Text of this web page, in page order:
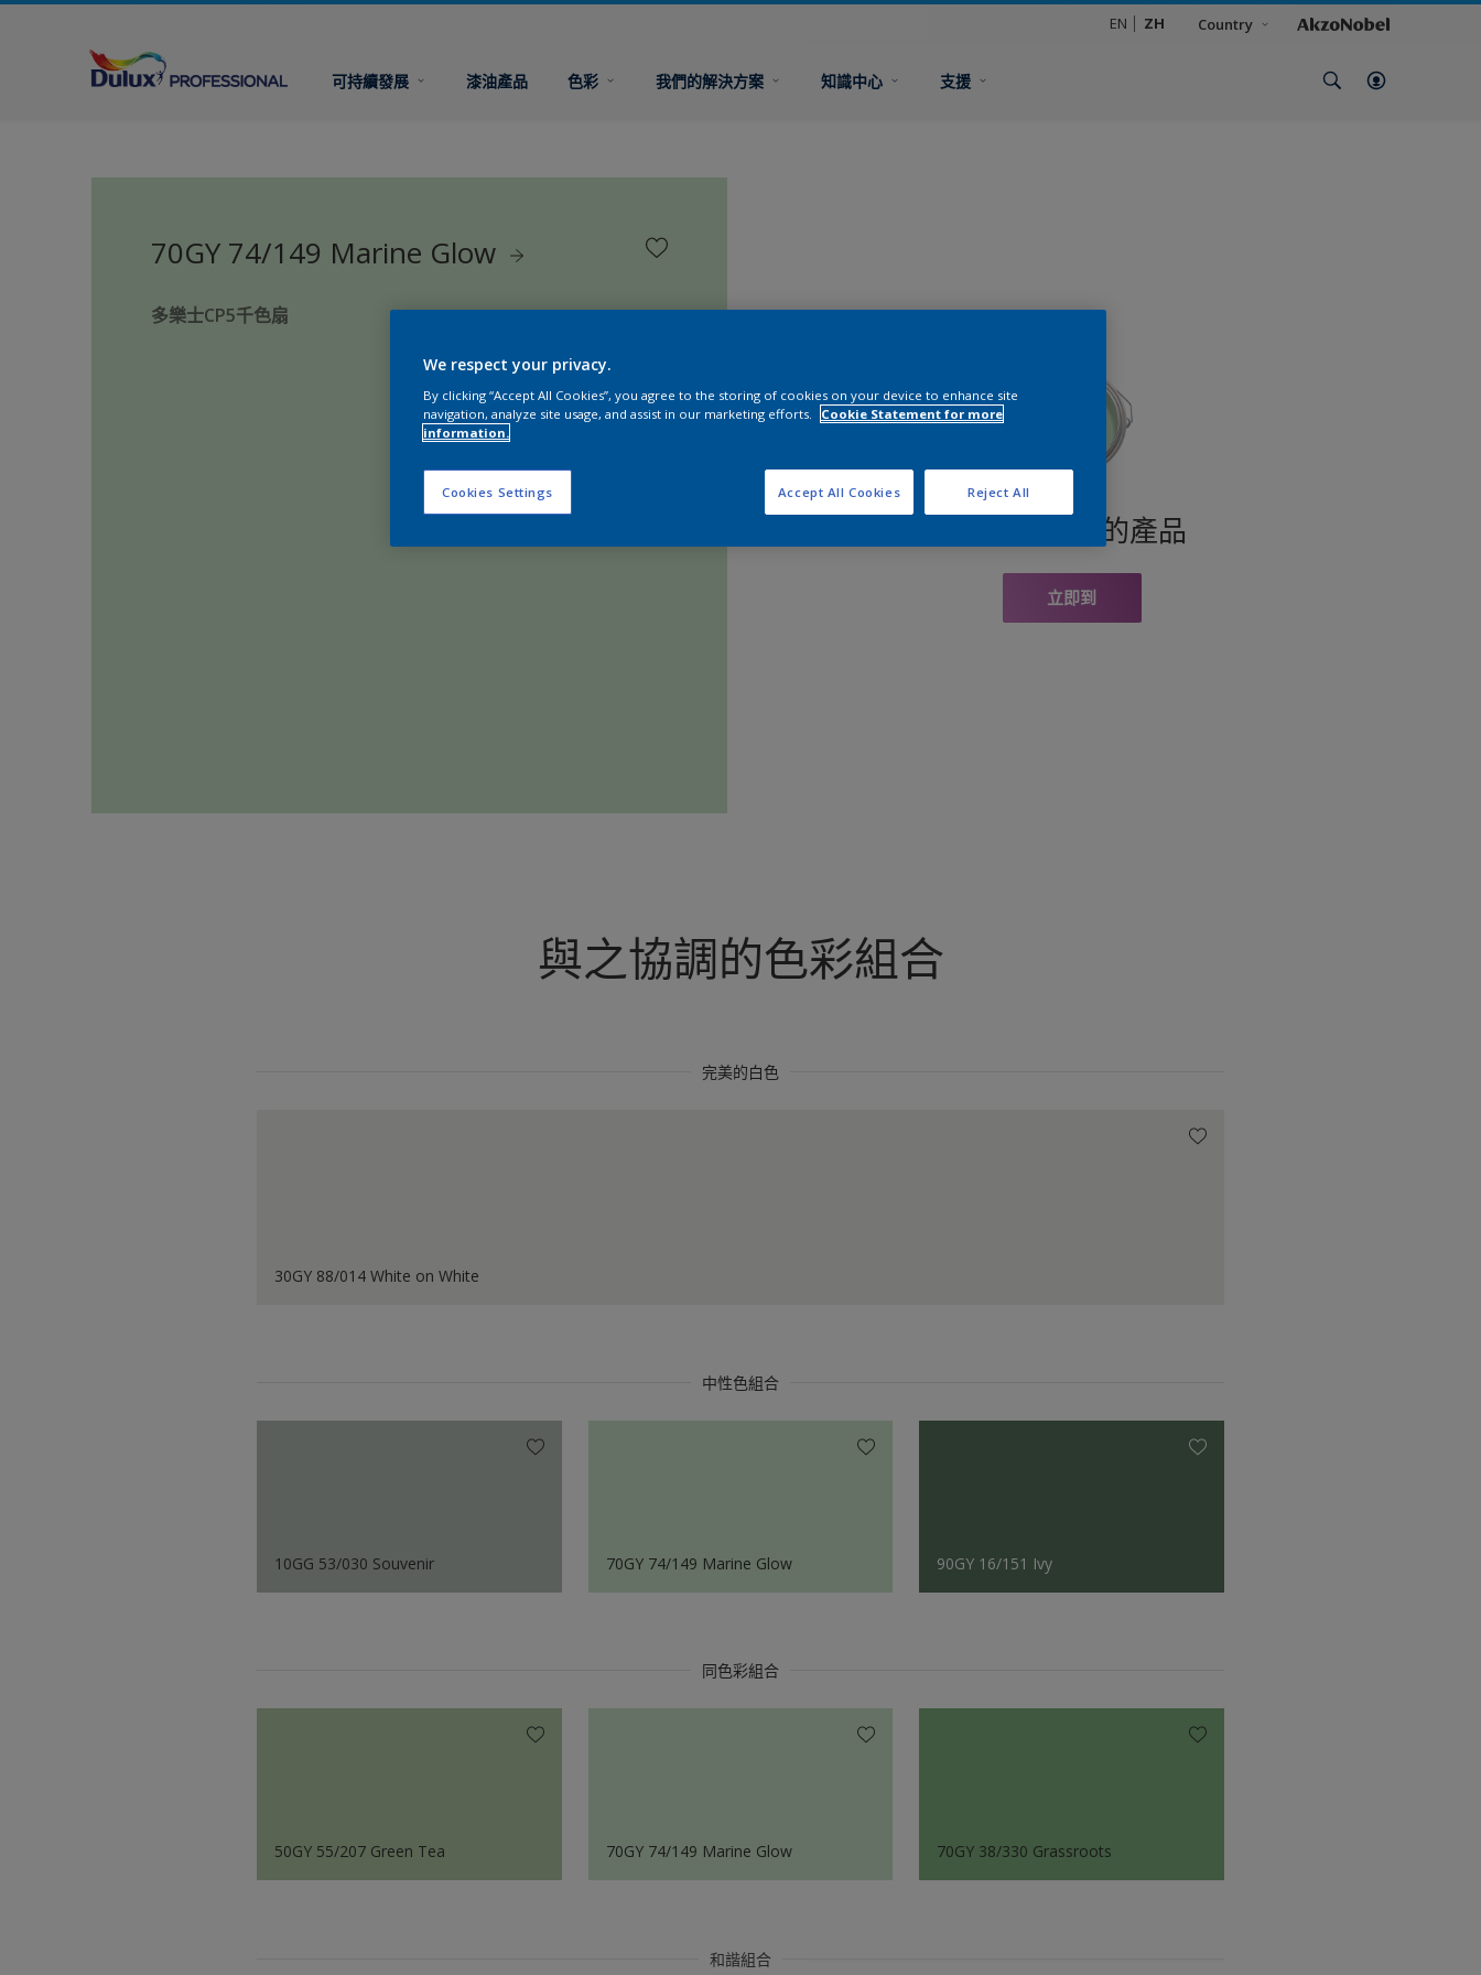
EN ZH Country
可持續發展 漆油產品 色彩 我們的解決方案 知識中心 支援
70GY 74/149 Marine Glow
多樂士CP5千色扇
查找此顏色的產品
立即到
與之協調的色彩組合
完美的白色
30GY 88/014 White on White
中性色組合
10GG 53/030 Souvenir 70GY 74/149 Marine Glow 90GY 16/151 Ivy
同色彩組合
50GY 55/207 Green Tea 70GY 74/149 Marine Glow 70GY 38/330 Grassroots
和諧組合
We respect your privacy.
By clicking “Accept All Cookies”, you agree to the storing of cookies on your device to enhance site
navigation, analyze site usage, and assist in our marketing efforts.
Cookie Statement for more
information.
Cookies Settings Reject All
Accept All Cookies